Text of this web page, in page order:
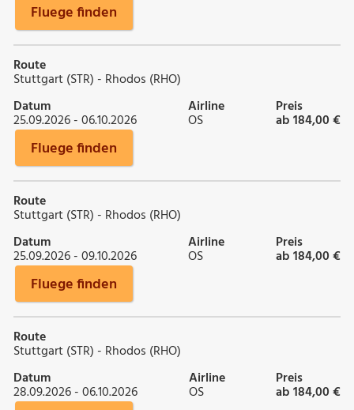
Fluege finden
Route
Stuttgart (STR) - Rhodos (RHO)
Datum
25.09.2026 - 06.10.2026
Airline
OS
Preis
ab 184,00 €
Fluege finden
Route
Stuttgart (STR) - Rhodos (RHO)
Datum
25.09.2026 - 09.10.2026
Airline
OS
Preis
ab 184,00 €
Fluege finden
Route
Stuttgart (STR) - Rhodos (RHO)
Datum
28.09.2026 - 06.10.2026
Airline
OS
Preis
ab 184,00 €